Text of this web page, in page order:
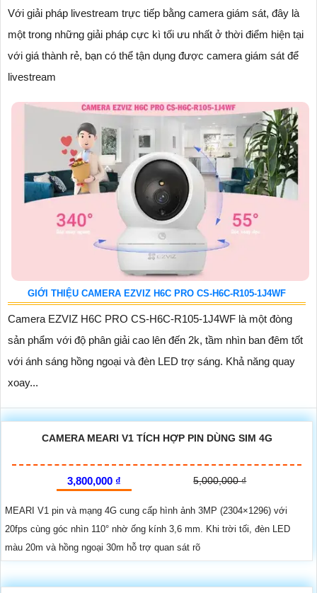
Với giải pháp livestream trực tiếp bằng camera giám sát, đây là
một trong những giải pháp cực kì tối ưu nhất ở thời điểm hiện tại
với giá thành rẻ, bạn có thể tận dụng được camera giám sát để
livestream
GIỚI THIỆU CAMERA EZVIZ H6C PRO CS-H6C-R105-1J4WF
Camera EZVIZ H6C PRO CS-H6C-R105-1J4WF là một đòng
sản phẩm với độ phân giải cao lên đến 2k, tầm nhìn ban đêm tốt
với ánh sáng hồng ngoại và đèn LED trợ sáng. Khả năng quay
xoay...
CAMERA MEARI V1 TÍCH HỢP PIN DÙNG SIM 4G
3,800,000 ₫ 5,000,000 ₫
MEARI V1 pin và mạng 4G cung cấp hình ảnh 3MP (2304×1296) với
20fps cùng góc nhìn 110° nhờ ống kính 3,6 mm. Khi trời tối, đèn LED
màu 20m và hồng ngoại 30m hỗ trợ quan sát rõ